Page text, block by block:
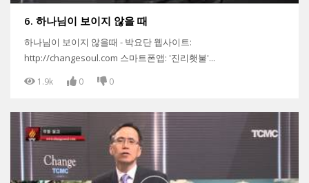
6. 하나님이 보이지 않을 때
하나님이 보이지 않을때 - 박요단 웹사이트:
http://changesoul.com 스마트폰앱: '진리횃불'...
1.9k 0 0